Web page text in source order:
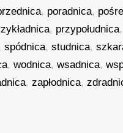
, poradnica,
, przypołudnica,
spódnica,studnica,
,wodnica,wsadnica,
,zapłodnica,